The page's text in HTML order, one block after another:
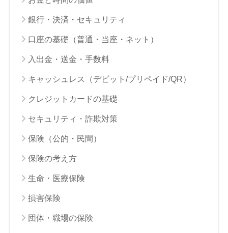
銀行・決済・セキュリティ
口座の基礎（普通・当座・ネット）
入出金・送金・手数料
キャッシュレス（デビット/プリペイド/QR）
クレジットカードの基礎
セキュリティ・詐欺対策
保険（公的・民間）
保険の考え方
生命・医療保険
損害保険
団体・職場の保険